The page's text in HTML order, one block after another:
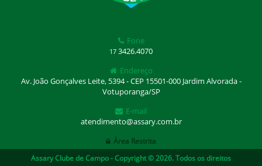
Fone
17 3426.4070
Endereço
Av. João Gonçalves Leite, 5394 - CEP 15501-000 Jardim Alvorada -
Votuporanga/SP
E-mail
atendimento@assary.com.br
Área Restrita
Assary Clube de Campo - Copyright © 2026. Todos os direitos